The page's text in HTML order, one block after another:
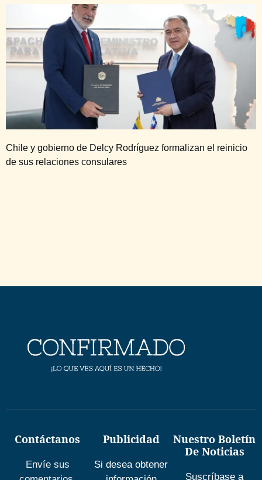
Chile y gobierno de Delcy Rodríguez formalizan el reinicio
de sus relaciones consulares
Contáctanos
Envíe sus
Publicidad
Si desea obtener
Nuestro Boletín
De Noticias
Suscríbase a